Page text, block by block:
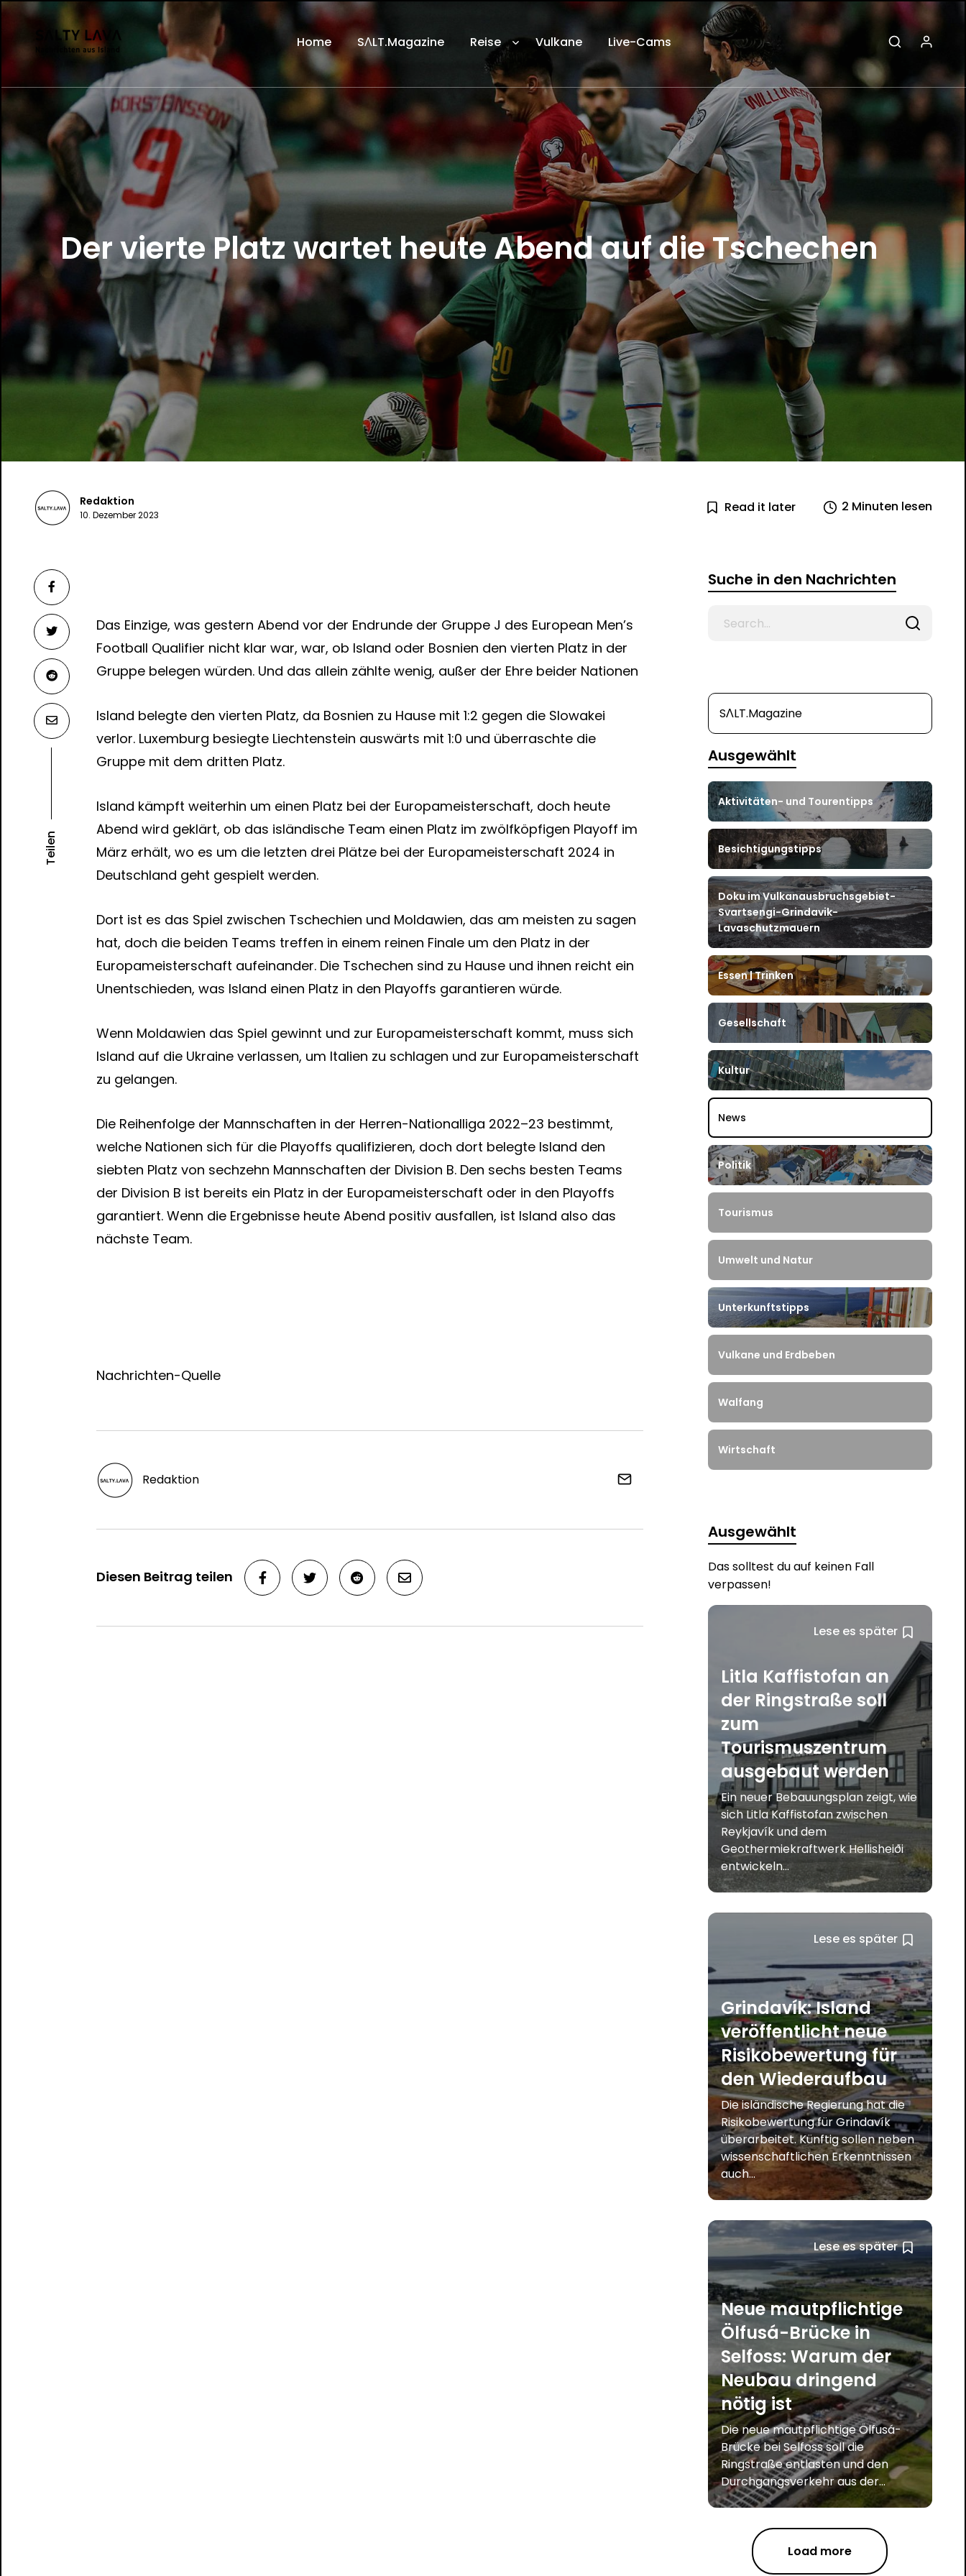
Home SΛLT.Magazine Reise Vulkane Live-Cams
Der vierte Platz wartet heute Abend auf die Tschechen
Redaktion
10. Dezember 2023 Read it later 2 Minuten lesen
Das Einzige, was gestern Abend vor der Endrunde der Gruppe J des European Men’s
Football Qualifier nicht klar war, war, ob Island oder Bosnien den vierten Platz in der
Gruppe belegen würden. Und das allein zählte wenig, außer der Ehre beider Nationen
Island belegte den vierten Platz, da Bosnien zu Hause mit 1:2 gegen die Slowakei
verlor. Luxemburg besiegte Liechtenstein auswärts mit 1:0 und überraschte die
Gruppe mit dem dritten Platz.
Island kämpft weiterhin um einen Platz bei der Europameisterschaft, doch heute
Abend wird geklärt, ob das isländische Team einen Platz im zwölfköpfigen Playoff im
März erhält, wo es um die letzten drei Plätze bei der Europameisterschaft 2024 in
Deutschland geht gespielt werden.
Dort ist es das Spiel zwischen Tschechien und Moldawien, das am meisten zu sagen
hat, doch die beiden Teams treffen in einem reinen Finale um den Platz in der
Europameisterschaft aufeinander. Die Tschechen sind zu Hause und ihnen reicht ein
Unentschieden, was Island einen Platz in den Playoffs garantieren würde.
Wenn Moldawien das Spiel gewinnt und zur Europameisterschaft kommt, muss sich
Island auf die Ukraine verlassen, um Italien zu schlagen und zur Europameisterschaft
zu gelangen.
Die Reihenfolge der Mannschaften in der Herren-Nationalliga 2022–23 bestimmt,
welche Nationen sich für die Playoffs qualifizieren, doch dort belegte Island den
siebten Platz von sechzehn Mannschaften der Division B. Den sechs besten Teams
der Division B ist bereits ein Platz in der Europameisterschaft oder in den Playoffs
garantiert. Wenn die Ergebnisse heute Abend positiv ausfallen, ist Island also das
nächste Team.
Nachrichten-Quelle
Teilen
Redaktion
Diesen Beitrag teilen
Suche in den Nachrichten
SΛLT.Magazine
Ausgewählt
Aktivitäten- und Tourentipps
Besichtigungstipps
Doku im Vulkanausbruchsgebiet-
Svartsengi-Grindavik-
Lavaschutzmauern
Essen | Trinken
Gesellschaft
Kultur
News
Politik
Tourismus
Umwelt und Natur
Unterkunftstipps
Vulkane und Erdbeben
Walfang
Wirtschaft
Ausgewählt
Das solltest du auf keinen Fall
verpassen!
Lese es später
Litla Kaffistofan an
der Ringstraße soll
zum
Tourismuszentrum
ausgebaut werden
Ein neuer Bebauungsplan zeigt, wie
sich Litla Kaffistofan zwischen
Reykjavík und dem
Geothermiekraftwerk Hellisheiði
entwickeln...
Lese es später
Grindavík: Island
veröffentlicht neue
Risikobewertung für
den Wiederaufbau
Die isländische Regierung hat die
Risikobewertung für Grindavík
überarbeitet. Künftig sollen neben
wissenschaftlichen Erkenntnissen
auch...
Lese es später
Neue mautpflichtige
Ölfusá-Brücke in
Selfoss: Warum der
Neubau dringend
nötig ist
Die neue mautpflichtige Ölfusá-
Brücke bei Selfoss soll die
Ringstraße entlasten und den
Durchgangsverkehr aus der...
Load more